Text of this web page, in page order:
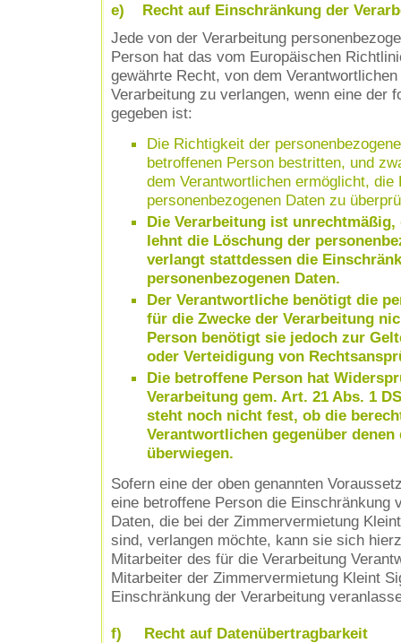
e) Recht auf Einschränkung der
Jede von der Verarbeitung
Person hat das vom Europäischen
gewährte Recht, von dem
Verarbeitung zu verlangen, wenn eine der
gegeben ist:
Die Richtigkeit der
betroffenen Person bestritten, und
dem Verantwortlichen ermöglicht, die
personenbezogenen Daten zu
Die Verarbeitung ist
lehnt die Löschung der
verlangt stattdessen die
personenbezogenen Daten.
Der Verantwortliche benötigt die
für die Zwecke der Verarbeitung
Person benötigt sie jedoch zur
oder Verteidigung von
Die betroffene Person hat
Verarbeitung gem. Art. 21 Abs. 1
steht noch nicht fest, ob die
Verantwortlichen gegenüber
überwiegen.
Sofern eine der oben genannten
eine betroffene Person die Einschränkung
Daten, die bei der Zimmervermietung
sind, verlangen möchte, kann sie sich
Mitarbeiter des für die Verarbeitung
Mitarbeiter der Zimmervermietung Kleint
Einschränkung der Verarbeitung
f) Recht auf Datenübertragbarkeit